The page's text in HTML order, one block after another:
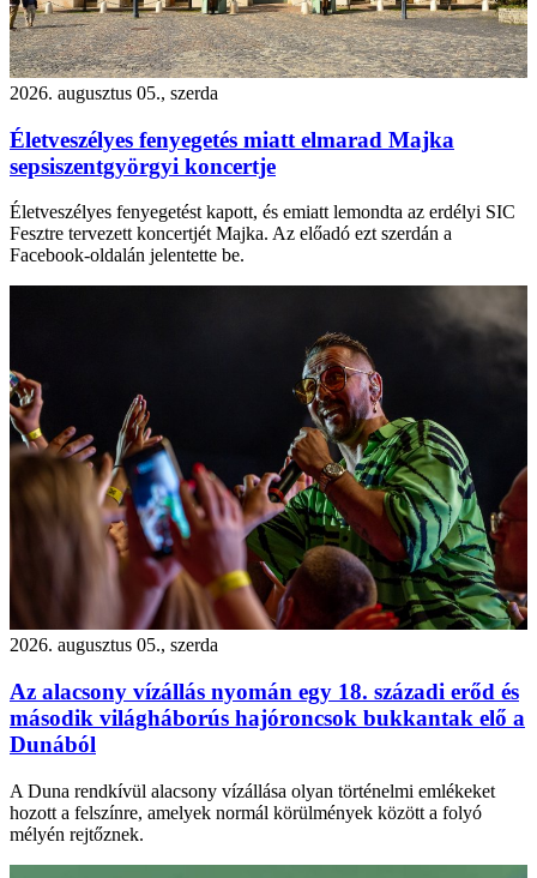
2026. augusztus 05., szerda
Életveszélyes fenyegetés miatt elmarad Majka
sepsiszentgyörgyi koncertje
Életveszélyes fenyegetést kapott, és emiatt lemondta az erdélyi SIC
Fesztre tervezett koncertjét Majka. Az előadó ezt szerdán a
Facebook-oldalán jelentette be.
2026. augusztus 05., szerda
Az alacsony vízállás nyomán egy 18. századi erőd és
második világháborús hajóroncsok bukkantak elő a
Dunából
A Duna rendkívül alacsony vízállása olyan történelmi emlékeket
hozott a felszínre, amelyek normál körülmények között a folyó
mélyén rejtőznek.